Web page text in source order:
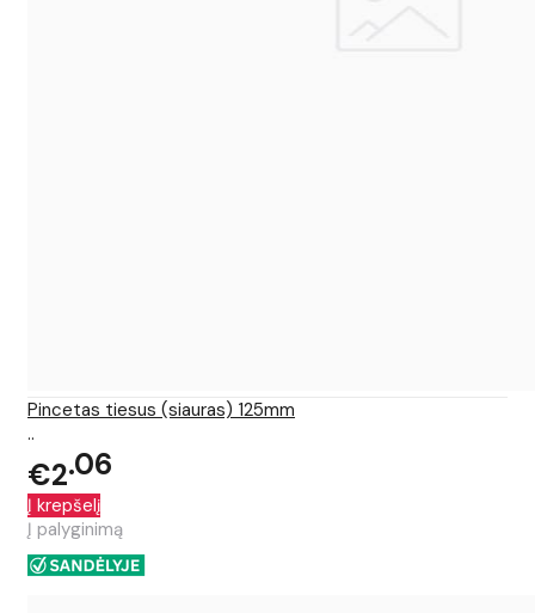
Pincetas tiesus (siauras) 125mm
..
€2 06
Į krepšelį
Į palyginimą